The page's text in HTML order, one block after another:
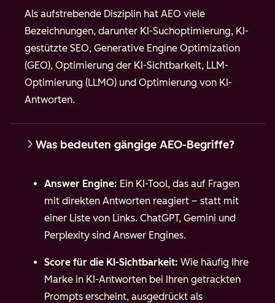
Als aufstrebende Disziplin hat AEO viele
Bezeichnungen, darunter KI-Suchoptimierung, KI-
gestützte SEO, Generative Engine Optimization
(GEO), Optimierung der KI-Sichtbarkeit, LLM-
Optimierung (LLMO) und Optimierung von KI-
Antworten.
Was bedeuten gängige AEO-Begriffe?
Answer Engine: Ein KI-Tool, das auf Fragen
mit direkten Antworten reagiert – statt mit
einer Liste von Links. ChatGPT, Gemini und
Perplexity sind Answer Engines.
Score für die KI-Sichtbarkeit: Wie häufig Ihre
Marke in KI-Antworten bei Ihren getrackten
Prompts erscheint, ausgedrückt als